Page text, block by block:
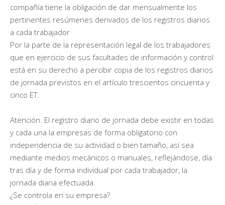
compañía tiene la obligación de dar mensualmente los
pertinentes resúmenes derivados de los registros diarios
a cada trabajador
Por la parte de la representación legal de los trabajadores
que en ejercicio de sus facultades de información y control
está en su derecho a percibir copia de los registros diarios
de jornada previstos en el artículo trescientos cincuenta y
cinco ET.
Atención. El registro diario de jornada debe existir en todas
y cada una la empresas de forma obligatorio con
independencia de su actividad o bien tamaño, así sea
mediante medios mecánicos o manuales, reflejándose, día
tras día y de forma individual por cada trabajador, la
jornada diaria efectuada.
¿Se controla en su empresa?